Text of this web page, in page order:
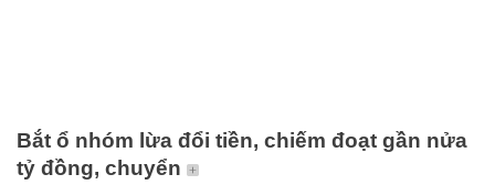
Bắt ổ nhóm lừa đổi tiền, chiếm đoạt gần nửa
tỷ đồng, chuyển